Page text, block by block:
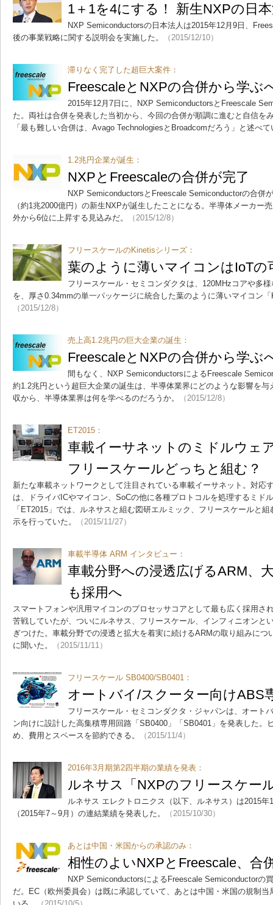
1＋1を4にする！ 新生NXPの日
NXP Semiconductorsの日本法人は2015年12月9日、
後の事業戦略に関する説明会を実施した。
（2015/12/10）
滞りなく完了した超巨大案件：
FreescaleとNXPの合併から学ぶ
2015年12月7日に、NXP SemiconductorsとFreescale
た。両社は合併を発表した当初から、今回の合併が順調に進むと自信を
「最も難しい合併は、Avago TechnologiesとBroadcomだろう」と述べて
1.2兆円企業が誕生：
NXPとFreescaleの合併が完了
NXP SemiconductorsとFreescale Semiconductorの合併
（約1兆2000億円）の新生NXPが誕生したことになる。半導体メーカー
外から6位に上昇する見込みだ。
（2015/12/8）
フリースケールのKinetisシリーズ：
葉のように薄いマイコンはIoTの
フリースケール・セミコンダクタは、120MHzコアや多
を、厚さ0.34mmの単一パッケージに統合した葉のように薄いマイコン
（2015/12/8）
売上高1.2兆円の巨大企業の誕生：
FreescaleとNXPの合併から学ぶ
間もなく、NXP SemiconductorsによるFreescale
約1.2兆円という超巨大企業の誕生は、半導体業界にどのような影響を
収から、半導体業界は何を学べるのだろうか。
（2015/12/8）
ET2015：
車載イーサネットのミドルウェ
フリースケールどっちと組む？
新たな車載ネットワークとして注目されている車載イーサネット。対応
は、ドライバICやマイコン、SoCの他に各種プロトコルを処理するミド
「ET2015」では、ルネサスと組む図研エルミック、フリースケールと
示を行っていた。
（2015/11/27）
車載半導体 ARM インタビュー：
車載分野への浸透広げるARM、
も採用へ
スマートフォンや汎用マイコンのプロセッサコアとして最も広く採用さ
苦戦していたが、ついにルネサス、フリースケール、インフィニオンと
ぎつけた。車載分野での浸透と拡大を着実に続けるARMの取り組みにつ
に聞いた。
（2015/11/11）
フリースケール SB0400/SB0401：
オートバイ/スクーター向けABS
フリースケール・セミコンダクタ・ジャパンは、オート
ン向けに設計した高集積専用回路「SB0400」「SB0401」を発表した。
め、費用とスペースを節約できる。
（2015/11/4）
2016年3月期第2四半期の業績を発表：
ルネサス「NXPのフリースケー
ルネサス エレクトロニクス（以下、ルネサス）は2015
（2015年7～9月）の連結業績を発表した。
（2015/10/30）
あとは中国・米国からの承認のみ：
相性のよいNXPとFreescale、合
NXP SemiconductorsによるFreescale Semiconductorの
だ。EC（欧州委員会）は既に承認していて、あとは中国・米国の規制